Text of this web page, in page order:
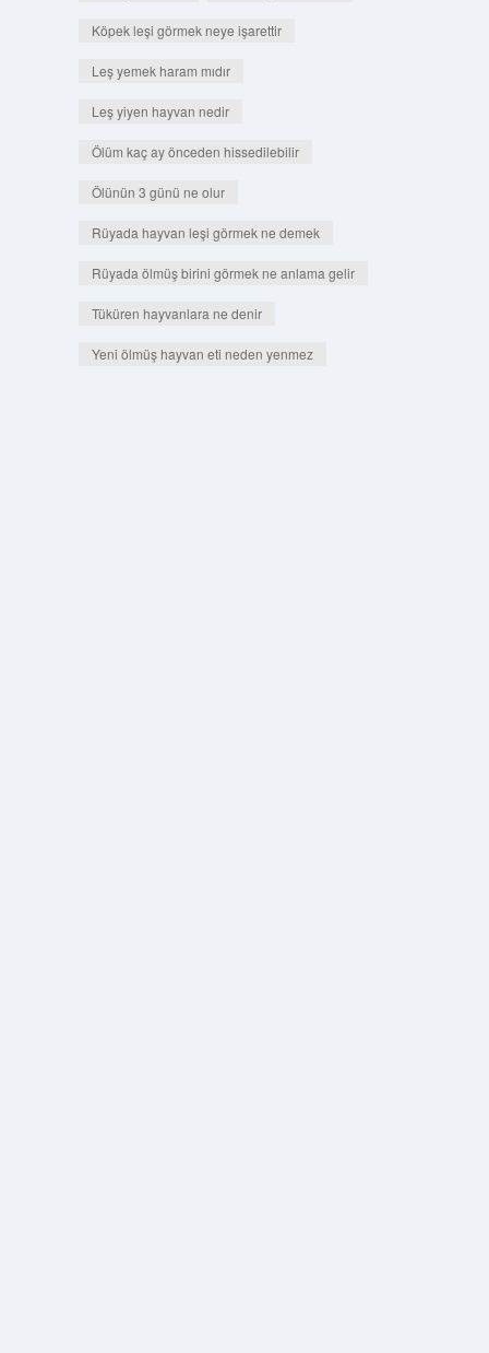
Köpek leşi görmek neye işarettir
Leş yemek haram mıdır
Leş yiyen hayvan nedir
Ölüm kaç ay önceden hissedilebilir
Ölünün 3 günü ne olur
Rüyada hayvan leşi görmek ne demek
Rüyada ölmüş birini görmek ne anlama gelir
Tüküren hayvanlara ne denir
Yeni ölmüş hayvan eti neden yenmez